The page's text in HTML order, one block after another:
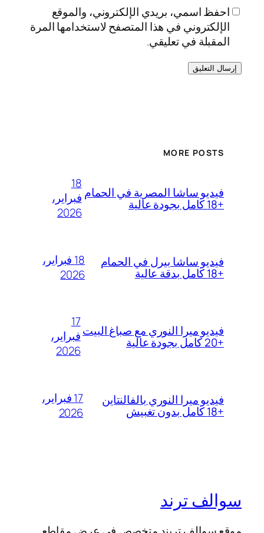
احفظ اسمي، بريدي الإلكتروني، والموقع
الإلكتروني في هذا المتصفح لاستخدامها المرة
المقبلة في تعليقي.
MORE POSTS
فيديو ساشا المصرية في الحمام
+18 كامل بجودة عالية
18
فبراير،
2026
فيديو ساشا بيرل في الحمام
+18 كامل بدقة عالية
18 فبراير،
2026
فيديو ميرا النوري مع صباغ البيت
+20 كامل بجودة عالية
17
فبراير،
2026
فيديو ميرا النوري بالفالنتاين
+18 كامل بدون تغبيش
17 فبراير،
2026
سوالف ترند